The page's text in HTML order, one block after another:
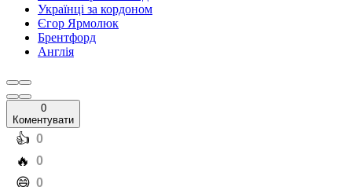
Українці за кордоном
Єгор Ярмолюк
Брентфорд
Англія
0
Коментувати
️👍 0
️🔥 0
️😄 0